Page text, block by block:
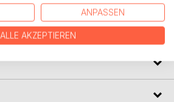
ANPASSEN
ALLE AKZEPTIEREN